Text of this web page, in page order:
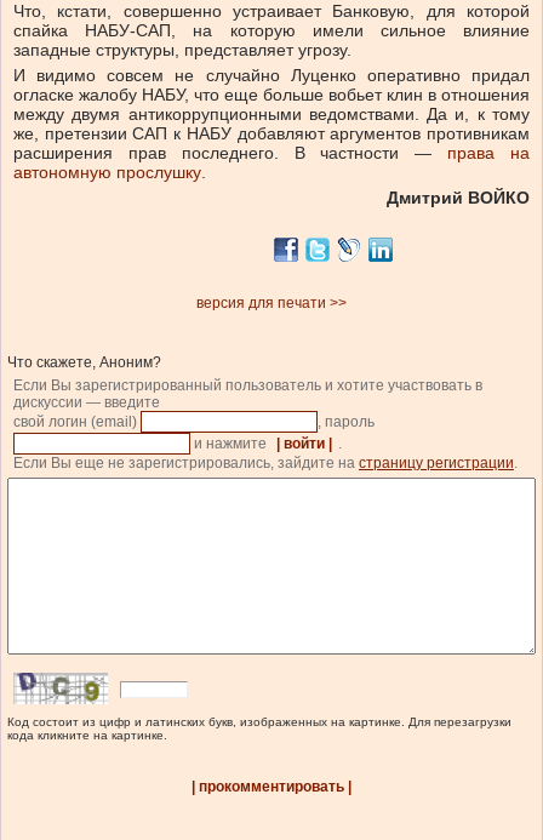
Что, кстати, совершенно устраивает Банковую, для которой
спайка НАБУ-САП, на которую имели сильное влияние
западные структуры, представляет угрозу.
И видимо совсем не случайно Луценко оперативно придал
огласке жалобу НАБУ, что еще больше вобьет клин в отношения
между двумя антикоррупционными ведомствами. Да и, к тому
же, претензии САП к НАБУ добавляют аргументов противникам
расширения прав последнего. В частности — права на
автономную прослушку.
Дмитрий ВОЙКО
версия для печати >>
Что скажете, Аноним?
Если Вы зарегистрированный пользователь и хотите участвовать в
дискуссии — введите
свой логин (email)
, пароль
и нажмите
| войти |
.
Если Вы еще не зарегистрировались, зайдите на страницу регистрации.
Код состоит из цифр и латинских букв, изображенных на картинке. Для перезагрузки
кода кликните на картинке.
| прокомментировать |